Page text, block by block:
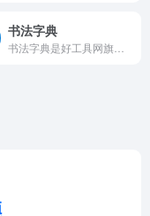
书法字典